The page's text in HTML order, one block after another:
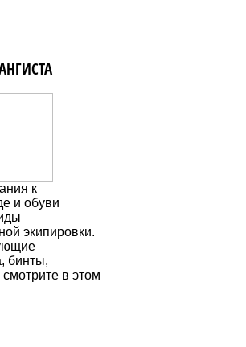
к
и обуви
экипировки.
бинты,
в этом